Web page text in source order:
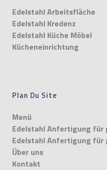
Edelstahl Arbeitsfläche
Edelstahl Kredenz
Edelstahl Küche Möbel
Kücheneinrichtung
Plan Du Site
Menü
Edelstahl Anfertigung für
Edelstahl Anfertigung für
Über uns
Kontakt